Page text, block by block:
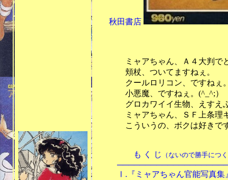
秋田書店
ミャアちゃん、Ａ４大判でど
頬杖、ついてますねぇ。
クールロリコン、ですねぇ。
小悪魔、ですねぇ。(^_^;）
グロカワイイ生物、えすえふ
ミャアちゃん、ＳＦ上条理ギ
こういうの、ボクは好きです
も く じ （ないので勝手につ
Ⅰ.『ミャアちゃん官能写真